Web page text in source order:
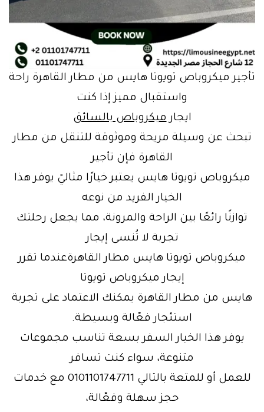
تأجير ميكروباص تويوتا هايس من مطار القاهرة راحة
واستقبال مميز إذا كنت
ايجارميكروباص بالسائق
تبحث عن وسيلة مريحة وموثوقة للتنقل من مطار
القاهرة فإن تأجير
ميكروباص تويوتا هايس يعتبر خيارًا مثاليً يوفر هذا
الخيار الفريد من نوعه
توازنًا رائعًا بين الراحة والمرونة، مما يجعل رحلتك
تجربة لا تُنسى إيجار
ميكروباص تويوتا هايس مطار القاهرةعندما تقرر
إيجار ميكروباص تويوتا
هايس من مطار القاهرة يمكنك الاعتماد على تجربة
استئجار فعّالة وبسيطة.
يوفر هذا الخيار السفر بسعة تناسب مجموعات
متنوعة، سواء كنت تسافر
للعمل أو للمتعة بالتالي 0101101747711 مع خدمات
حجز سهلة وفعّالة،